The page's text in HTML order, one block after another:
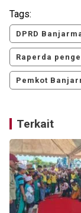
Tags:
DPRD
Raperda
Pemkot
Terkait